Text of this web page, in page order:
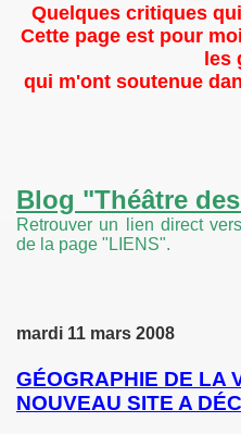
Quelques critiques
Cette page est pour
les
qui m'ont soutenue
Blog "Théâtre
Retrouver un lien direct
de la page "LIENS".
mardi 11 mars 2008
GÉOGRAPHIE DE LA
NOUVEAU SITE A
lycée